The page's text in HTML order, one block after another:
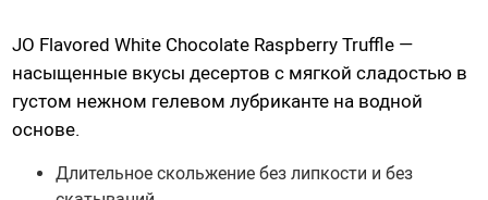
Трусики для страпона
Вагины
Попки
JO Flavored White Chocolate Raspberry Truffle —
насыщенные вкусы десертов с мягкой сладостью в
густом нежном гелевом лубриканте на водной
основе.
Длительное скольжение без липкости и без